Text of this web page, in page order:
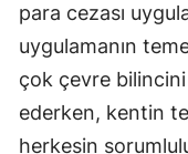
para cezası
uygulamanın
çok çevre
ederken, kentin
herkesin